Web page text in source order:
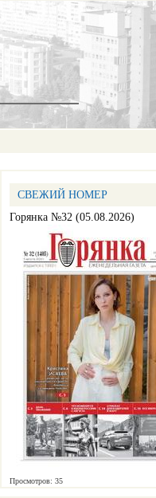
СВЕЖИЙ НОМЕР
Горянка №32 (05.08.2026)
Просмотров: 35